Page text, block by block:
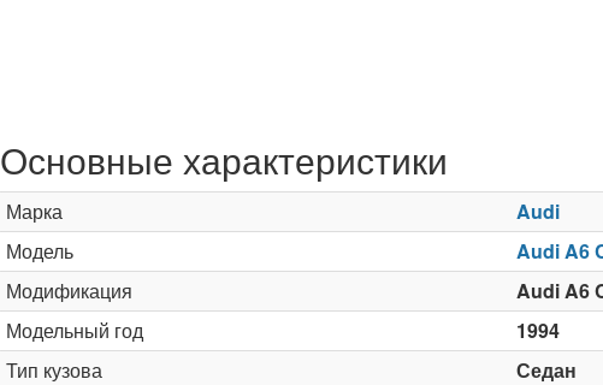
Основные характеристики
Марка
Audi
Модель
Audi A6
Модификация
Audi A6
Модельный год
1994
Тип кузова
Седан